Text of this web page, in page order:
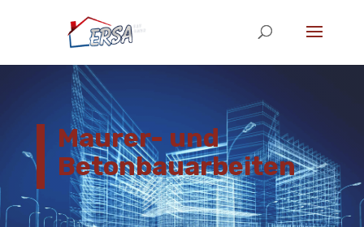
Maurer- und
Betonbauarbeiten